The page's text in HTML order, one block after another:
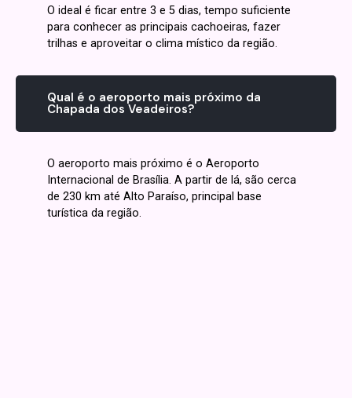
O ideal é ficar entre 3 e 5 dias, tempo suficiente
para conhecer as principais cachoeiras, fazer
trilhas e aproveitar o clima místico da região.
Qual é o aeroporto mais próximo da
Chapada dos Veadeiros?
O aeroporto mais próximo é o Aeroporto
Internacional de Brasília. A partir de lá, são cerca
de 230 km até Alto Paraíso, principal base
turística da região.